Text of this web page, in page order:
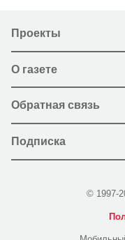
Проекты
О газете
Обратная связь
Подписка
© 1997-